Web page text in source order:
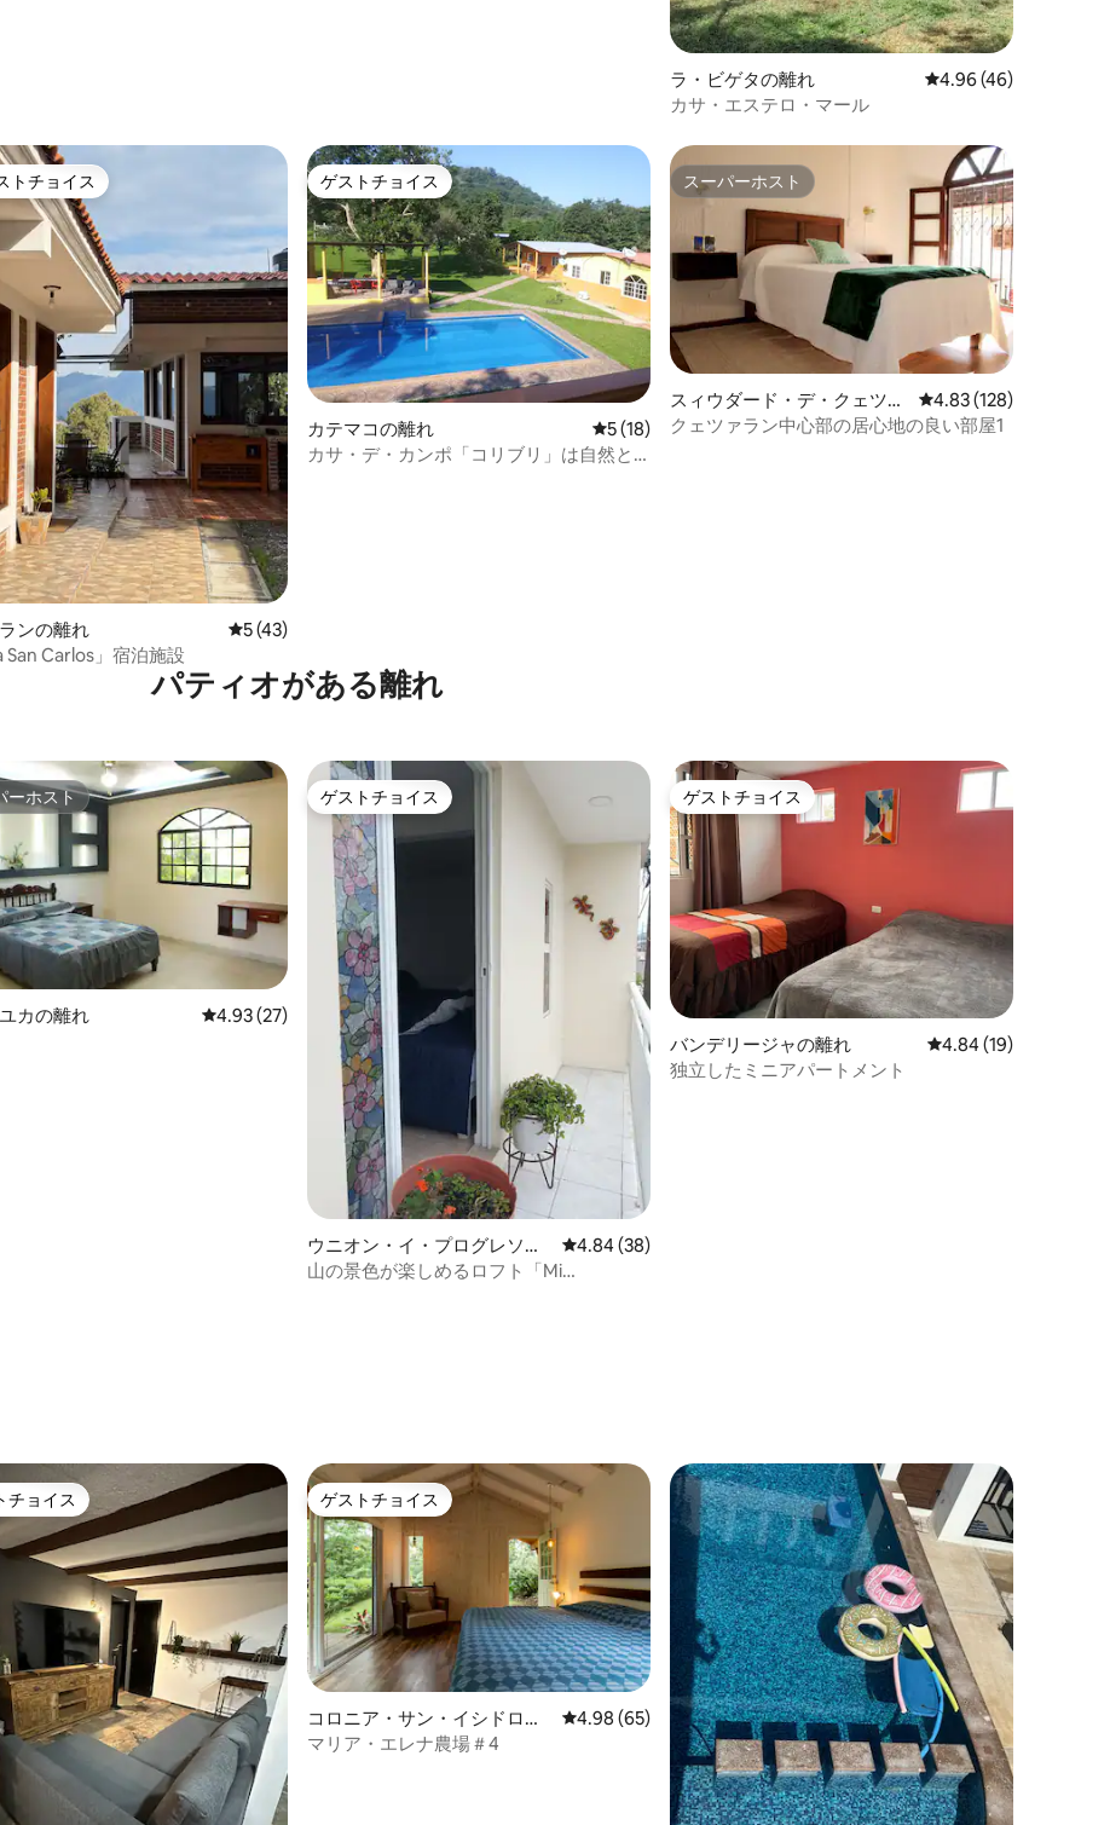
ラ・ビゲタの離れ レビュー46件、5つ星
4.96 (46)
カサ・エステロ・マール
星中5つ星の平均評価
のゲストチョイスです。
トチョイス
ンの離れ レビュー43件、5つ星中5つ星の平均評価
5 (43)
San Carlos」宿泊施設
ゲストチョイス
ゲストチョイス
カテマコの離れ レビュー18件、5つ星中5つ星の平均評価
5 (18)
カサ・デ・カンポ「コリブリ」は自然と
スーパーホスト
スーパーホスト
スィウダード・デ・クェツァ
ランの個室
レビュー128件、5つ
4.83 (128)
クェツァラン中心部の居心地の良い部屋1
パティオがある離れ
中4.93つ星の平均評価
ーホスト
ーホスト
カの離れ レビュー27件、5つ星中4.93つ星の平均評価
4.93 (27)
ゲストチョイス
ゲストチョイス
ウニオン・イ・プログレソの
離れ
レビュー38件、5つ星中4.84つ星の平均評価
4.84 (38)
山の景色が楽しめるロフト「Mi
ゲストチョイス
ゲストチョイス
バンデリージャの離れ レビュー19件、5つ
4.84 (19)
独立したミニアパートメント
チョイス
チョイス ゲストチョイス
ゲストチョイス
コロニア・サン・イシドロの
個室
レビュー65件、5つ星中4.98つ星の平均評価
4.98 (65)
マリア・エレナ農場＃4